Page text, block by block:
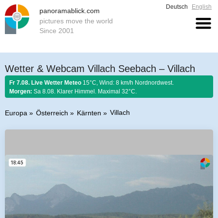
panoramablick.com
pictures move the world
Since 2001
Deutsch English
Wetter & Webcam Villach Seebach – Villach
Fr 7.08. Live Wetter Meteo 15°C, Wind: 8 km/h Nordnordwest.
Morgen: Sa 8.08. Klarer Himmel. Maximal 32°C.
Europa Österreich Kärnten Villach